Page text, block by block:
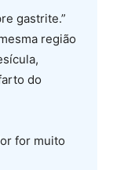
gastrite.”
região
do
for muito